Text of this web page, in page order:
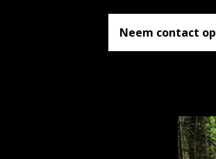
Neem contact op